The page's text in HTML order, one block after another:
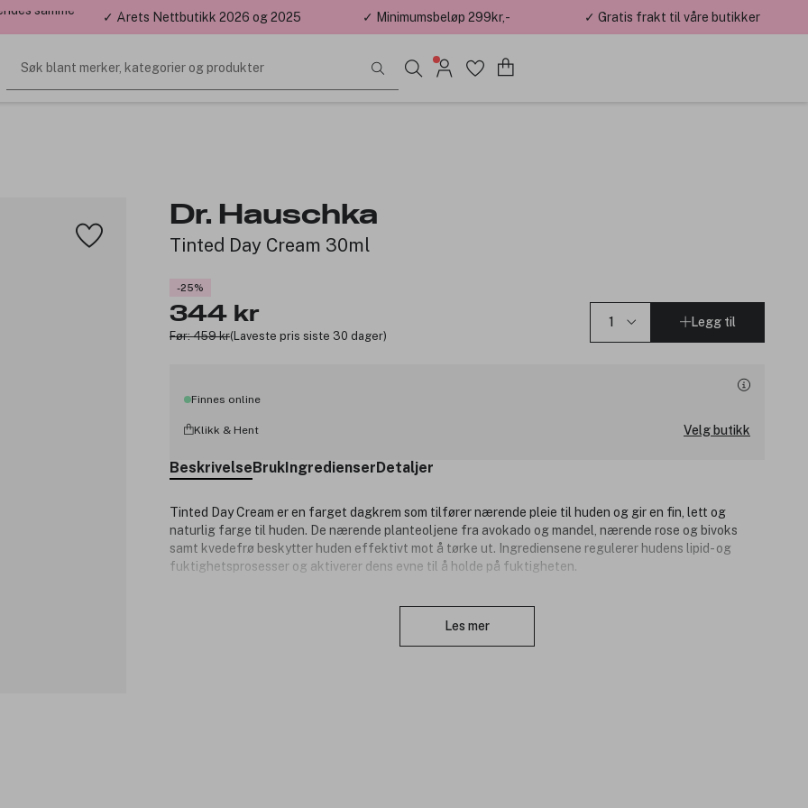
samme ✓ Årets Nettbutikk 2026 og 2025 ✓ Minimumsbeløp 299kr,- ✓ Gratis frakt til våre butikker
Søk blant merker, kategorier og produkter
Dr. Hauschka
Tinted Day Cream 30ml
-25%
344 kr
Før: 459 kr(Laveste pris siste 30 dager)
Legg til
Finnes online
Klikk & Hent Velg butikk
BeskrivelseBrukIngredienserDetaljer
Tinted Day Cream er en farget dagkrem som tilfører nærende pleie til huden og gir en fin, lett og
naturlig farge til huden. De nærende planteoljene fra avokado og mandel, nærende rose og bivoks
samt kvedefrø beskytter huden effektivt mot å tørke ut. Ingrediensene regulerer hudens lipid- og
fuktighetsprosesser og aktiverer dens evne til å holde på fuktigheten.
rose, kvede og johannesurt som gir huden ekstra styrke. Samtidig utfolder rosevann og ekstrakter fra
gule rundbelger sine harmoniserende egenskaper på en utsøkt måte. Hudtilstand: For normal, tørr,
Les mer